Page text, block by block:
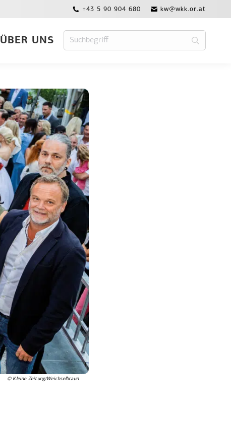
+43 5 90 904 680 kw@wkk.or.at
ÜBER UNS
© Kleine Zeitung/Weichselbraun